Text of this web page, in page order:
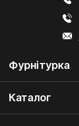
Фурнітурка
Каталог